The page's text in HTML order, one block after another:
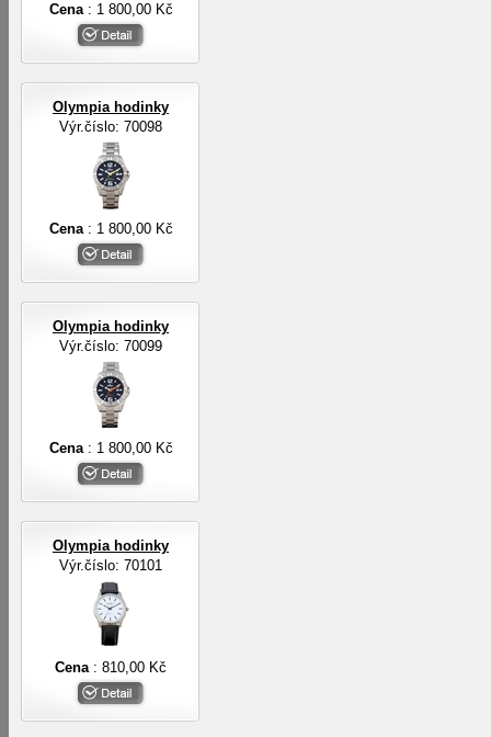
Cena : 1 800,00 Kč
Olympia hodinky
Výr.číslo: 70098
Cena : 1 800,00 Kč
Olympia hodinky
Výr.číslo: 70099
Cena : 1 800,00 Kč
Olympia hodinky
Výr.číslo: 70101
Cena : 810,00 Kč